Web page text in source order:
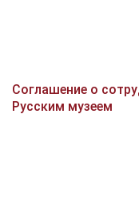
Соглашение о
Русским музеем